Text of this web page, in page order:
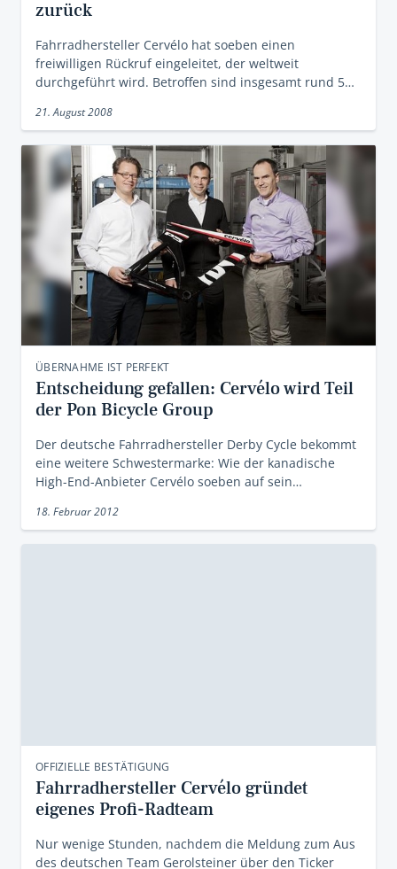
zurück
Fahrradhersteller Cervélo hat soeben einen
freiwilligen Rückruf eingeleitet, der weltweit
durchgeführt wird. Betroffen sind insgesamt rund 5…
21. August 2008
ÜBERNAHME IST PERFEKT
Entscheidung gefallen: Cervélo wird Teil
der Pon Bicycle Group
Der deutsche Fahrradhersteller Derby Cycle bekommt
eine weitere Schwestermarke: Wie der kanadische
High-End-Anbieter Cervélo soeben auf sein…
18. Februar 2012
OFFIZIELLE BESTÄTIGUNG
Fahrradhersteller Cervélo gründet
eigenes Profi-Radteam
Nur wenige Stunden, nachdem die Meldung zum Aus
des deutschen Team Gerolsteiner über den Ticker